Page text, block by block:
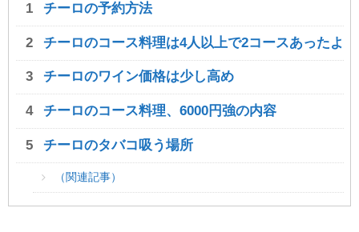
チーロの予約方法
チーロのコース料理は4人以上で2コースあったよ
チーロのワイン価格は少し高め
チーロのコース料理、6000円強の内容
チーロのタバコ吸う場所
（関連記事）